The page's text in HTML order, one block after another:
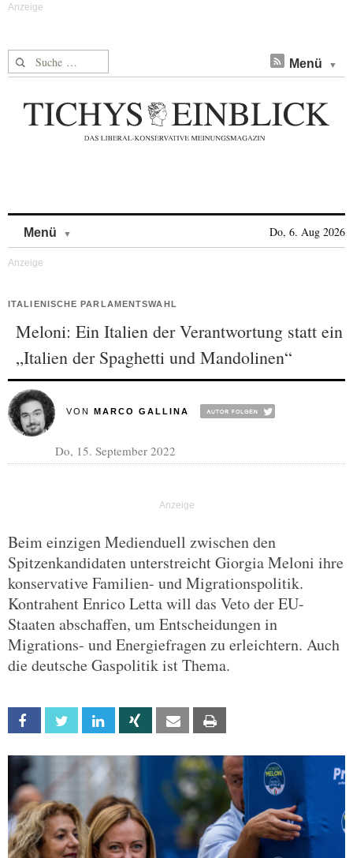
Suche nach: Menü
Menü Do, 6. Aug 2026
ITALIENISCHE PARLAMENTSWAHL
Meloni: Ein Italien der Verantwortung statt ein
„Italien der Spaghetti und Mandolinen“
VON MARCO GALLINA
Do, 15. September 2022
Beim einzigen Medienduell zwischen den
Spitzenkandidaten unterstreicht Giorgia Meloni ihre
konservative Familien- und Migrationspolitik.
Kontrahent Enrico Letta will das Veto der EU-
Staaten abschaffen, um Entscheidungen in
Migrations- und Energiefragen zu erleichtern. Auch
die deutsche Gaspolitik ist Thema.
Facebook Twitter Linkedin Xing Email